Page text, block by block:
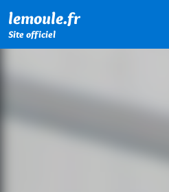
lemoule.fr
Site officiel